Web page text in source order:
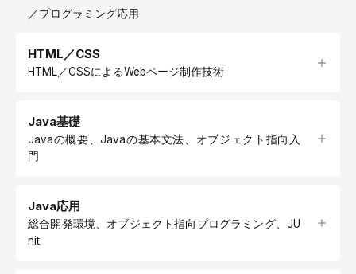
プログラミング応用
HTML／CSS
HTML／CSSによるWebページ制作技術
Java基礎
Javaの概要、Javaの基本文法、オブジェクト指向入
門
Java応用
総合開発環境、オブジェクト指向プログラミング、JU
nit